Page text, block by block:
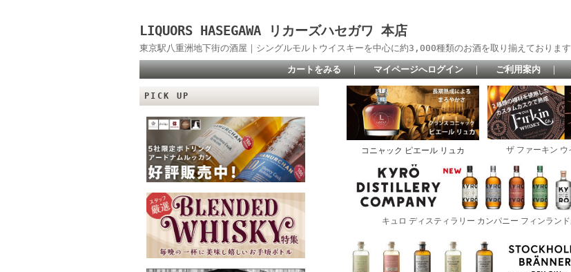
LIQUORS HASEGAWA リカーズハセガワ 本店
東京駅八重洲地下街の酒屋｜シングルモルトウイスキーを中心に約3,000種類のお酒を取り揃えております
カートをみる ｜ マイページへログイン ｜ ご利用案内 ｜
PICK UP